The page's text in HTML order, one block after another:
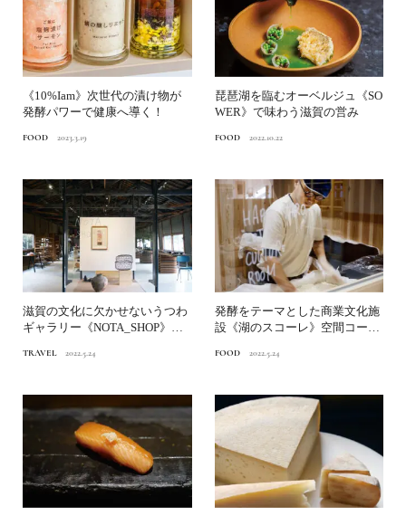
《10%Iam》次世代の漬け物が
発酵パワーで健康へ導く！
FOOD 2023.3.19
琵琶湖を臨むオーベルジュ《SO
WER》で味わう滋賀の営み
FOOD 2022.10.22
滋賀の文化に欠かせないうつわ
ギャラリー《NOTA_SHOP》空
TRAVEL 2022.5.24
発酵をテーマとした商業文化施
設《湖のスコーレ》空間コーデ
FOOD 2022.5.24